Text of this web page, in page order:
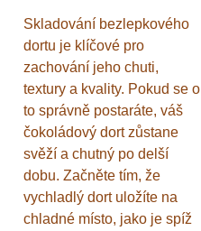
Skladování bezlepkového
dortu je klíčové pro
zachování jeho chuti,
textury a kvality. Pokud se o
to správně postaráte, váš
čokoládový dort zůstane
svěží a chutný po delší
dobu. Začněte tím, že
vychladlý dort uložíte na
chladné místo, jako je spíž